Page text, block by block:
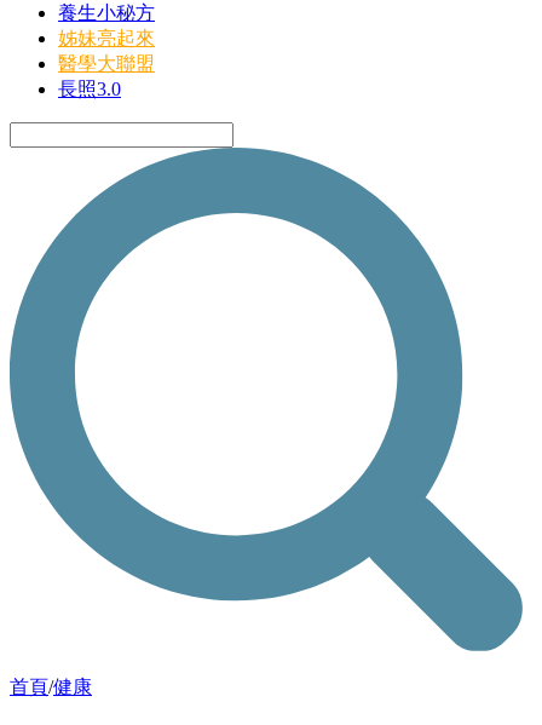
養生小秘方
姊妹亮起來
醫學大聯盟
長照3.0
首頁/健康